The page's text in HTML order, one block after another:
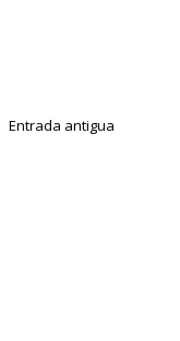
Entrada antigua